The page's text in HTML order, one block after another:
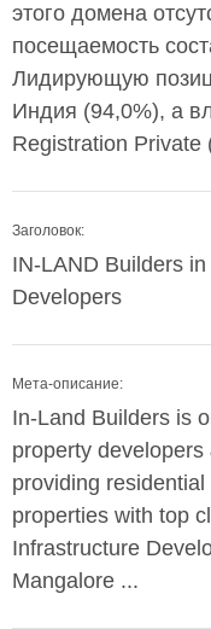
этого домена
посещаемость
Лидирующую
Индия (94,0%), а
Registration Private
Заголовок:
IN-LAND Builders
Developers
Мета-описание:
In-Land Builders is
property
providing
properties with top
Infrastructure
Mangalore ...